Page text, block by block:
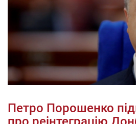
Петро Порошенко